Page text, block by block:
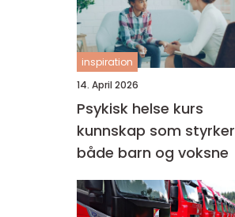
inspiration
14. April 2026
Psykisk helse kurs
kunnskap som styrker
både barn og voksne